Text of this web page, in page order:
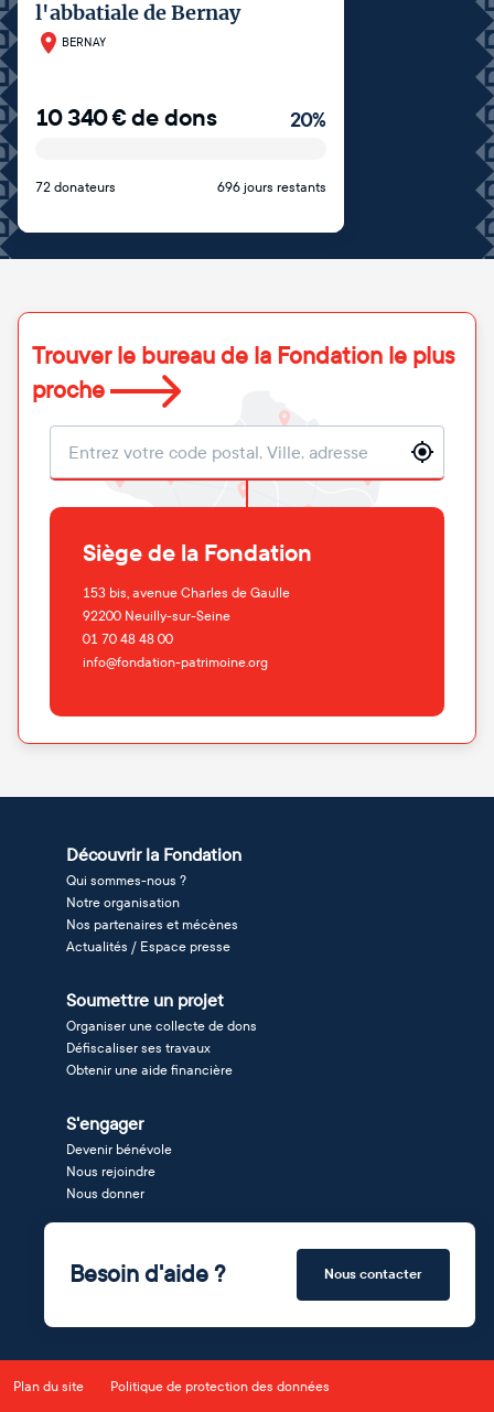
l'abbatiale de Bernay
BERNAY
10 340€de dons 20%
72 donateurs 696 jours restants
Trouver le bureau de la Fondation le plus
proche
Localisation
Siège de la Fondation
153 bis, avenue Charles de Gaulle
92200 Neuilly-sur-Seine
01 70 48 48 00
info@fondation-patrimoine.org
Découvrir la Fondation
Qui sommes-nous ?
Notre organisation
Nos partenaires et mécènes
Actualités / Espace presse
Soumettre un projet
Organiser une collecte de dons
Défiscaliser ses travaux
Obtenir une aide financière
S'engager
Devenir bénévole
Nous rejoindre
Nous donner
Besoin d'aide ? Nous contacter
Plan du site Politique de protection des données